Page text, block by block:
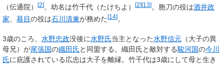
（伝通院）
[2]。幼名は竹千代 （たけちよ） [2][13]。胞刀の役は酒井政
家、 蟇目の役は石川清兼が務めた [14]。
3歳のころ、 水野忠政没後に水野氏当主となった水野信元 （大子の異
母兄）が尾張国の織田氏と同盟する。織田氏と敵対する駿河国の今川
氏に庇護されている広忠は大子を離縁。竹千代は3歳にして母と生き